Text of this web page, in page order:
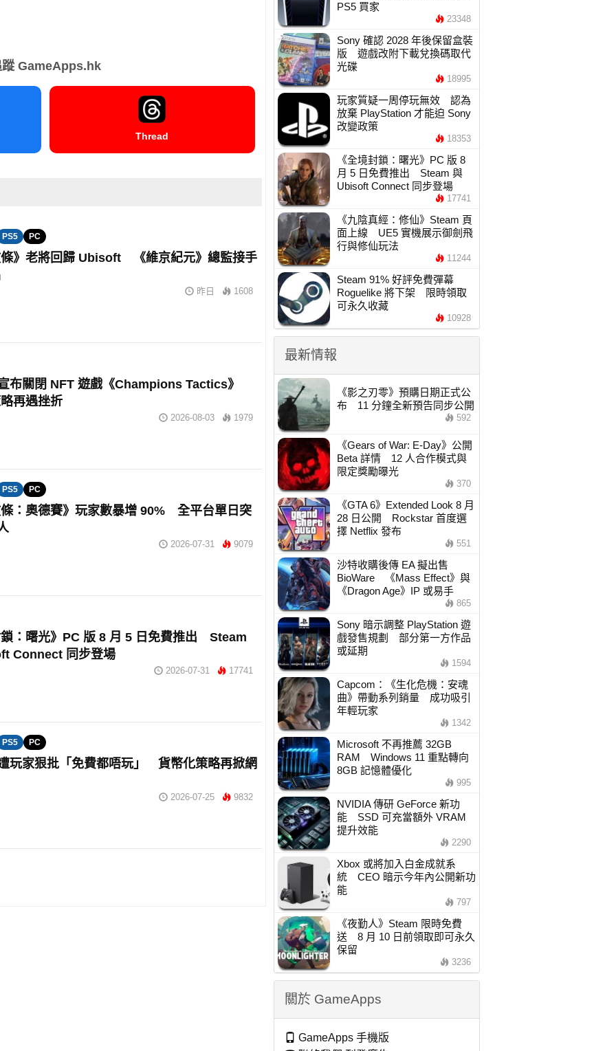
蹤 GameApps.hk
Thread
PS5 PC
》老將回歸 Ubisoft 《維京紀元》總監接手
昨日 1608
布關閉 NFT 遊戲《Champions Tactics》
再遇挫折
2026-08-03 1979
PS5 PC
：奧德賽》玩家數暴增 90% 全平台單日突
2026-07-31 9079
：曙光》PC 版 8 月 5 日免費推出 Steam
Connect 同步登場
2026-07-31 17741
PS5 PC
玩家狠批「免費都唔玩」 貨幣化策略再掀網
2026-07-25 9832
PS5 買家
23348
Sony 確認 2028 年後保留盒裝
版 遊戲改附下載兌換碼取代
光碟
18995
玩家質疑一周停玩無效 認為
放棄 PlayStation 才能迫 Sony
改變政策
18353
《全境封鎖：曙光》PC 版 8
月 5 日免費推出 Steam 與
Ubisoft Connect 同步登場
17741
《九陰真經：修仙》Steam 頁
面上線 UE5 實機展示御劍飛
行與修仙玩法
11244
Steam 91% 好評免費彈幕
Roguelike 將下架 限時領取
可永久收藏
10928
最新情報
《影之刃零》預購日期正式公
布 11 分鐘全新預告同步公開
592
《Gears of War: E-Day》公開
Beta 詳情 12 人合作模式與
限定獎勵曝光
370
《GTA 6》Extended Look 8 月
28 日公開 Rockstar 首度選
擇 Netflix 發布
551
沙特收購後傳 EA 擬出售
BioWare 《Mass Effect》與
《Dragon Age》IP 或易手
865
Sony 暗示調整 PlayStation 遊
戲發售規劃 部分第一方作品
或延期
1594
Capcom：《生化危機：安魂
曲》帶動系列銷量 成功吸引
年輕玩家
1342
Microsoft 不再推薦 32GB
RAM Windows 11 重點轉向
8GB 記憶體優化
995
NVIDIA 傳研 GeForce 新功
能 SSD 可充當額外 VRAM
提升效能
2290
Xbox 或將加入白金成就系
統 CEO 暗示今年內公開新功
能
797
《夜勤人》Steam 限時免費
送 8 月 10 日前領取即可永久
保留
3236
關於 GameApps
GameApps 手機版